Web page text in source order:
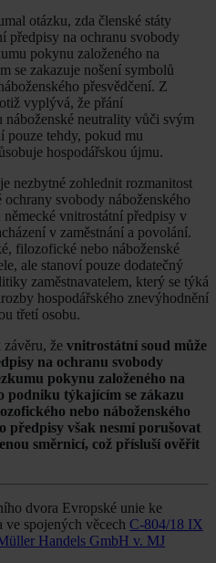
otázku, zda členské státy
předpisy na ochranu svobody
pokynu založeného na
se zakazuje nošení symbolů
přesvědčení. Z
vyplývá, že přání
náboženské neutrality vůči svým
pouze tehdy, pokud mu
hospodářskou újmu.
nezbytné zohlednit rozmanitost
svobody náboženského
vnitrostátní předpisy v
v zaměstnání a povolání.
filozofické nebo náboženské
ale stanoví pouze dodatečný
zaměstnavatelem, který se týká
hospodářského znevýhodnění
třetí osobu.
že vnitrostátní soud může
na ochranu svobody
pokynu založeného na
podniku týkajícím se zákazu
nebo náboženského
předpisy však nesmí porušovat
směrnicí, což přísluší ověřit
dvora Evropské unie ke
ve spojených věcech C-804/18 IX
Handels GmbH v. MJ